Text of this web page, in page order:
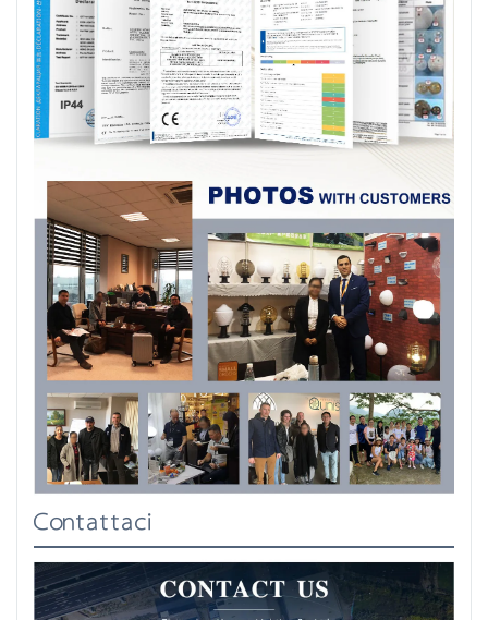
Contattaci